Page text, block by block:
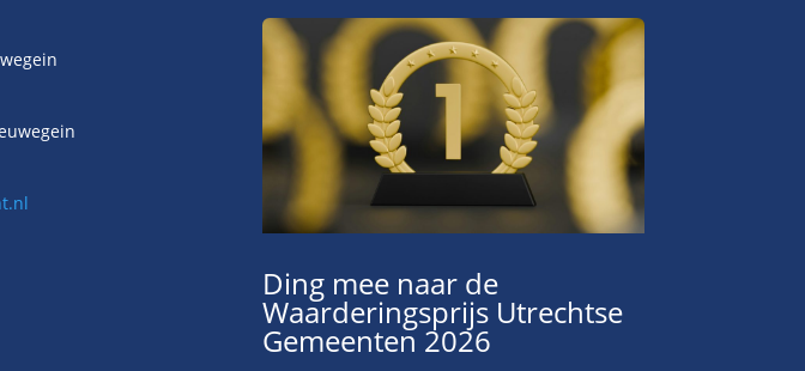
Ding mee naar de
Waarderingsprijs Utrechtse
Gemeenten 2026